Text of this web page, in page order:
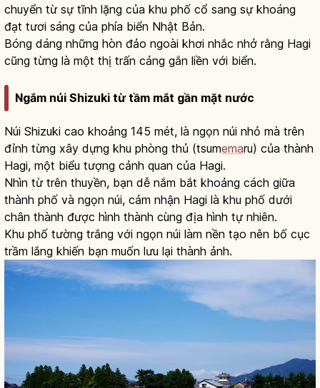
chuyển từ sự tĩnh lặng của khu phố cổ sang sự khoáng
đạt tươi sáng của phía biển Nhật Bản.
Bóng dáng những hòn đảo ngoài khơi nhắc nhở rằng Hagi
cũng từng là một thị trấn cảng gắn liền với biển.
Ngắm núi Shizuki từ tầm mắt gần mặt nước
Núi Shizuki cao khoảng 145 mét, là ngọn núi nhỏ mà trên
đỉnh từng xây dựng khu phòng thủ (tsumemaru) của thành
Hagi, một biểu tượng cảnh quan của Hagi.
Nhìn từ trên thuyền, bạn dễ nắm bắt khoảng cách giữa
thành phố và ngọn núi, cảm nhận Hagi là khu phố dưới
chân thành được hình thành cùng địa hình tự nhiên.
Khu phố tường trắng với ngọn núi làm nền tạo nên bố cục
trầm lắng khiến bạn muốn lưu lại thành ảnh.